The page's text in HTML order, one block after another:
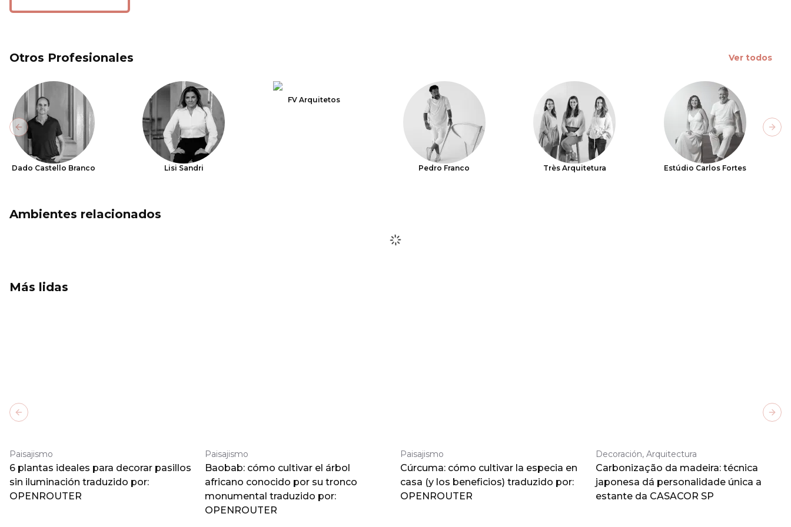
Otros Profesionales Ver todos
Dado Castello Branco Lisi Sandri
FV Arquitetos
Pedro Franco Très Arquitetura Estúdio Carlos Fortes
Previous slide
Ambientes relacionados
Más lidas
Paisajismo
6 plantas ideales para decorar pasillos
sin iluminación traduzido por:
OPENROUTER
Paisajismo
Baobab: cómo cultivar el árbol
africano conocido por su tronco
monumental traduzido por:
OPENROUTER
Paisajismo
Cúrcuma: cómo cultivar la especia en
casa (y los beneficios) traduzido por:
OPENROUTER
Decoración, Arquitectura
Carbonização da madeira: técnica
japonesa dá personalidade única a
estante da CASACOR SP
Previous slide